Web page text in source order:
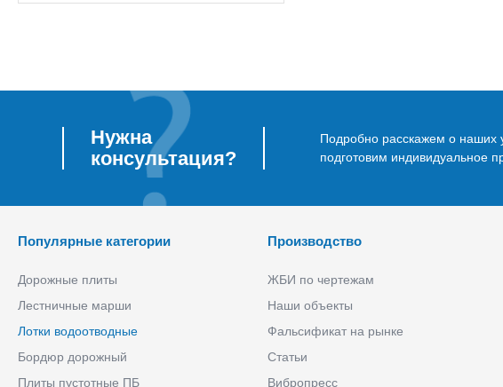
Нужна
консультация?
Подробно расскажем о наших
подготовим индивидуальное
Популярные категории
Дорожные плиты
Лестничные марши
Лотки водоотводные
Бордюр дорожный
Плиты пустотные ПБ
Производство
ЖБИ по чертежам
Наши объекты
Фальсификат на рынке
Статьи
Вибропресс